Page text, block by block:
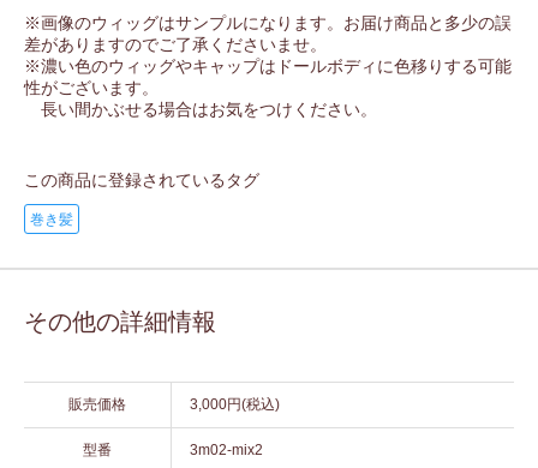
※画像のウィッグはサンプルになります。お届け商品と多少の誤
差がありますのでご了承くださいませ。
※濃い色のウィッグやキャップはドールボディに色移りする可能
性がございます。
長い間かぶせる場合はお気をつけください。
この商品に登録されているタグ
巻き髪
その他の詳細情報
販売価格 3,000円(税込)
型番 3m02-mix2